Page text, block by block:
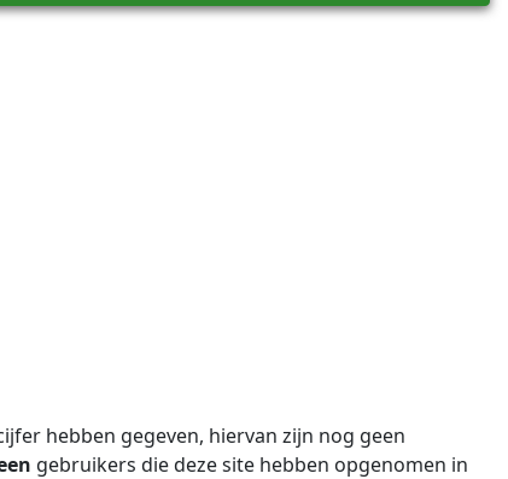
hebben gegeven, hiervan zijn nog geen
gebruikers die deze site hebben opgenomen in